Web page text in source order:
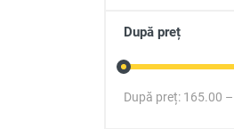
După preț
După preț: 165.00 –